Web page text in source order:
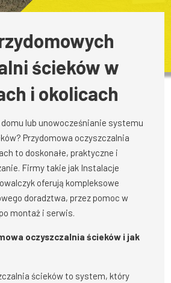
ścieków w
i okolicach
lub unowocześnianie systemu
Przydomowa oczyszczalnia
to doskonałe, praktyczne i
Firmy takie jak Instalacje
oferują kompleksowe
doradztwa, przez pomoc w
montaż i serwis.
oczyszczalnia ścieków i jak
ścieków to system, który